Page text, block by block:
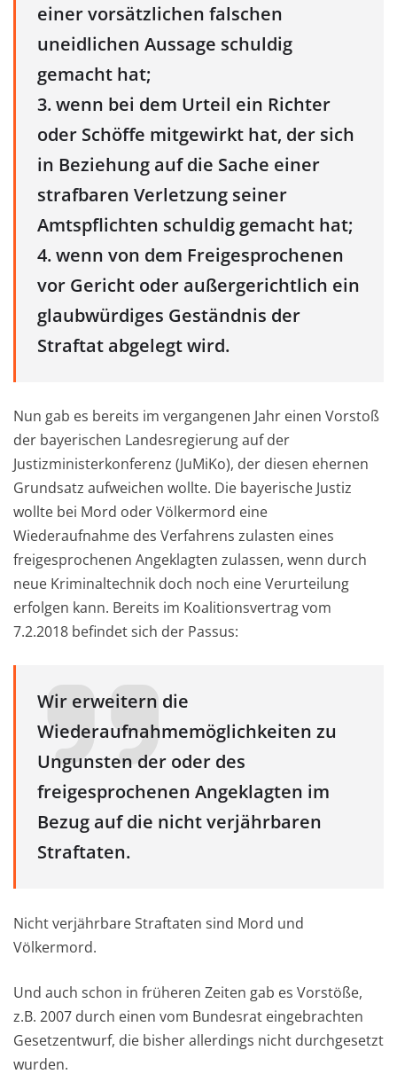
einer vorsätzlichen falschen
uneidlichen Aussage schuldig
gemacht hat;
3. wenn bei dem Urteil ein Richter
oder Schöffe mitgewirkt hat, der sich
in Beziehung auf die Sache einer
strafbaren Verletzung seiner
Amtspflichten schuldig gemacht hat;
4. wenn von dem Freigesprochenen
vor Gericht oder außergerichtlich ein
glaubwürdiges Geständnis der
Straftat abgelegt wird.
Nun gab es bereits im vergangenen Jahr einen Vorstoß
der bayerischen Landesregierung auf der
Justizministerkonferenz (JuMiKo), der diesen ehernen
Grundsatz aufweichen wollte. Die bayerische Justiz
wollte bei Mord oder Völkermord eine
Wiederaufnahme des Verfahrens zulasten eines
freigesprochenen Angeklagten zulassen, wenn durch
neue Kriminaltechnik doch noch eine Verurteilung
erfolgen kann. Bereits im Koalitionsvertrag vom
7.2.2018 befindet sich der Passus:
Wir erweitern die
Wiederaufnahmemöglichkeiten zu
Ungunsten der oder des
freigesprochenen Angeklagten im
Bezug auf die nicht verjährbaren
Straftaten.
Nicht verjährbare Straftaten sind Mord und
Völkermord.
Und auch schon in früheren Zeiten gab es Vorstöße,
z.B. 2007 durch einen vom Bundesrat eingebrachten
Gesetzentwurf, die bisher allerdings nicht durchgesetzt
wurden.